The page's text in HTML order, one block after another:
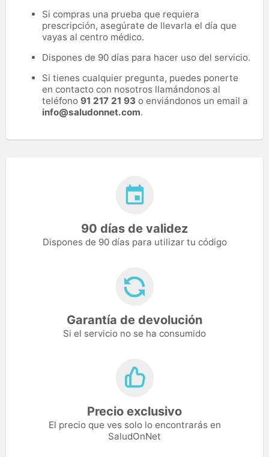
Si compras una prueba que requiera
prescripción, asegúrate de llevarla el día que
vayas al centro médico.
Dispones de 90 días para hacer uso del servicio.
Si tienes cualquier pregunta, puedes ponerte
en contacto con nosotros llamándonos al
teléfono 91 217 21 93 o enviándonos un email a
info@saludonnet.com.
90 días de validez
Dispones de 90 días para utilizar tu código
Garantía de devolución
Si el servicio no se ha consumido
Precio exclusivo
El precio que ves solo lo encontrarás en
SaludOnNet